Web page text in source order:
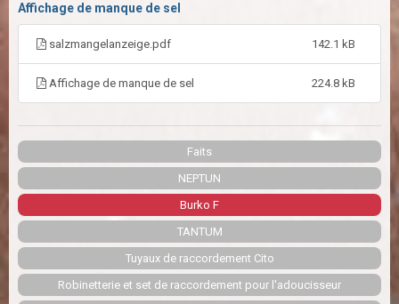
Affichage de manque de sel
salzmangelanzeige.pdf 142.1 kB
Affichage de manque de sel 224.8 kB
Faits
NEPTUN
Burko F
TANTUM
Tuyaux de raccordement Cito
Robinetterie et set de raccordement pour l'adoucisseur